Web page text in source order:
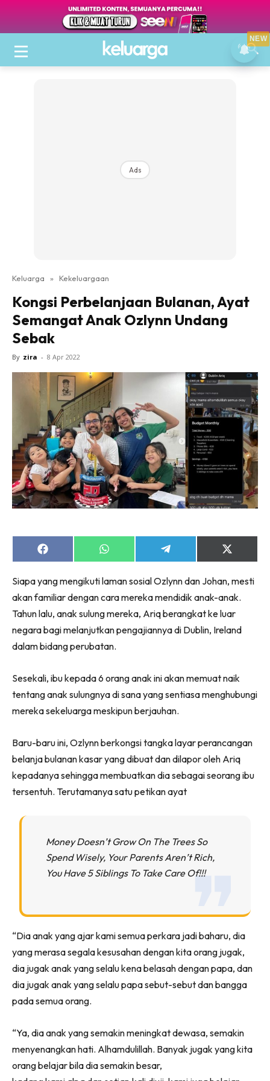
Ads
Keluarga » Kekeluargaan
Kongsi Perbelanjaan Bulanan, Ayat
Semangat Anak Ozlynn Undang
Sebak
By zira - 8 Apr 2022
Share
on
Share
on
Share
on
Share
on
(Twitter)
Siapa yang mengikuti laman sosial Ozlynn dan Johan, mesti
akan familiar dengan cara mereka mendidik anak-anak.
Tahun lalu, anak sulung mereka, Ariq berangkat ke luar
negara bagi melanjutkan pengajiannya di Dublin, Ireland
dalam bidang perubatan.
Sesekali, ibu kepada 6 orang anak ini akan memuat naik
tentang anak sulungnya di sana yang sentiasa menghubungi
mereka sekeluarga meskipun berjauhan.
Baru-baru ini, Ozlynn berkongsi tangka layar perancangan
belanja bulanan kasar yang dibuat dan dilapor oleh Ariq
kepadanya sehingga membuatkan dia sebagai seorang ibu
tersentuh. Terutamanya satu petikan ayat
Money Doesn’t Grow On The Trees So
Spend Wisely, Your Parents Aren’t Rich,
You Have 5 Siblings To Take Care Of!!!
“Dia anak yang ajar kami semua perkara jadi baharu, dia
yang merasa segala kesusahan dengan kita orang jugak,
dia jugak anak yang selalu kena belasah dengan papa, dan
dia jugak anak yang selalu papa sebut-sebut dan bangga
pada semua orang.
“Ya, dia anak yang semakin meningkat dewasa, semakin
menyenangkan hati. Alhamdulillah. Banyak jugak yang kita
orang belajar bila dia semakin besar,
NEW